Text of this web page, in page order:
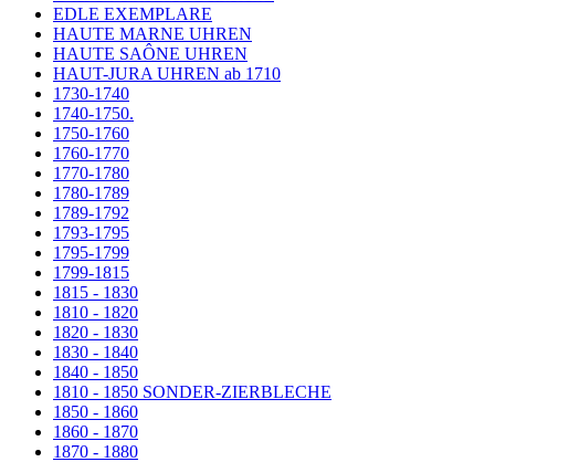
EDLE EXEMPLARE
HAUTE MARNE UHREN
HAUTE SAÔNE UHREN
HAUT-JURA UHREN ab 1710
1730-1740
1740-1750.
1750-1760
1760-1770
1770-1780
1780-1789
1789-1792
1793-1795
1795-1799
1799-1815
1815 - 1830
1810 - 1820
1820 - 1830
1830 - 1840
1840 - 1850
1810 - 1850 SONDER-ZIERBLECHE
1850 - 1860
1860 - 1870
1870 - 1880